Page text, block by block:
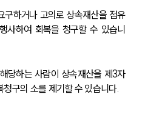
구하거나 고의로 상속재산을 점유
사하여 회복을 청구할 수 있습니
당하는 사람이 상속재산을 제3자
구의 소를 제기할 수 있습니다.